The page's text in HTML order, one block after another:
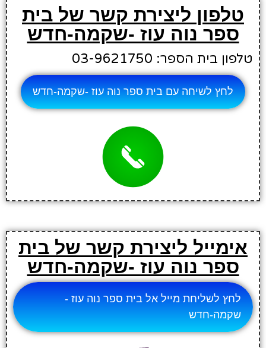
טלפון ליצירת קשר של בית
ספר נוה עוז -שקמה-חדש
טלפון בית הספר: 03-9621750
לחץ לשיחה עם בית ספר נוה עוז -שקמה-חדש
אימייל ליצירת קשר של בית
ספר נוה עוז -שקמה-חדש
לחץ לשליחת מייל אל בית ספר נוה עוז -
שקמה-חדש